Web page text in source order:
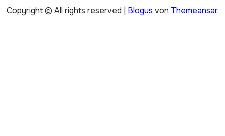
Copyright © All rights reserved Blogus von Themeansar.